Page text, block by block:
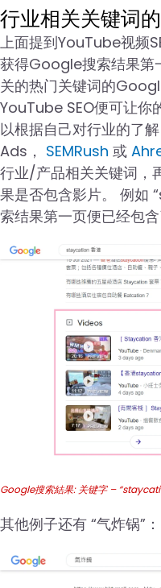
行业相关关键词
上面提到YouTube视频
获得Google搜索结果第
关的热门关键词的
YouTube SEO便可让你
以根据自己对行业的了
Ads， SEMRush 或
行业/产品相关关键词，
果是否包含影片。 例
索结果第一页便已经包
Google搜索結果: 关键字 –
其他例子还有 “气炸锅”：